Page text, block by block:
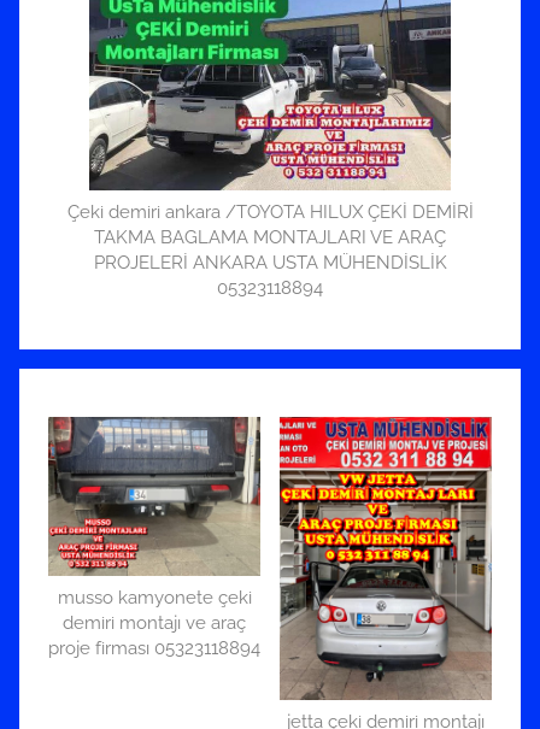
Çeki demiri ankara /TOYOTA HILUX ÇEKİ DEMİRİ
TAKMA BAGLAMA MONTAJLARI VE ARAÇ
PROJELERİ ANKARA USTA MÜHENDİSLİK
05323118894
musso kamyonete çeki
demiri montajı ve araç
proje firması 05323118894
jetta çeki demiri montajı